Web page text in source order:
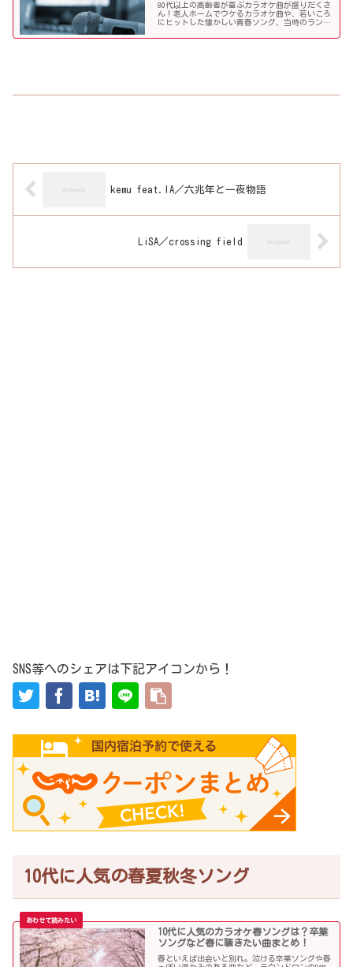
80代以上の高齢者が喜ぶカラオケ曲が盛りだくさ
ん！老人ホームでウケるカラオケ曲や、若いころ
にヒットした懐かしい青春ソング、当時のランキ
た！
kemu feat.IA／六兆年と一夜物語
LiSA／crossing field
SNS等へのシェアは下記アイコンから！
10代に人気の春夏秋冬ソング
10代に人気のカラオケ春ソングは？卒業
ソングなど春に聴きたい曲まとめ！
春といえば出会いと別れ。泣ける卒業ソングや春